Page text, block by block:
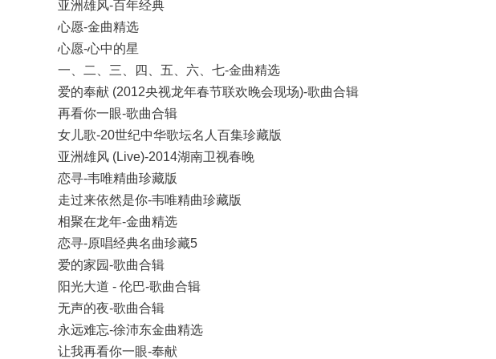
亚洲雄风-百年经典
心愿-金曲精选
心愿-心中的星
一、二、三、四、五、六、七-金曲精选
爱的奉献 (2012央视龙年春节联欢晚会现场)-歌曲合辑
再看你一眼-歌曲合辑
女儿歌-20世纪中华歌坛名人百集珍藏版
亚洲雄风 (Live)-2014湖南卫视春晚
恋寻-韦唯精曲珍藏版
走过来依然是你-韦唯精曲珍藏版
相聚在龙年-金曲精选
恋寻-原唱经典名曲珍藏5
爱的家园-歌曲合辑
阳光大道 - 伦巴-歌曲合辑
无声的夜-歌曲合辑
永远难忘-徐沛东金曲精选
让我再看你一眼-奉献